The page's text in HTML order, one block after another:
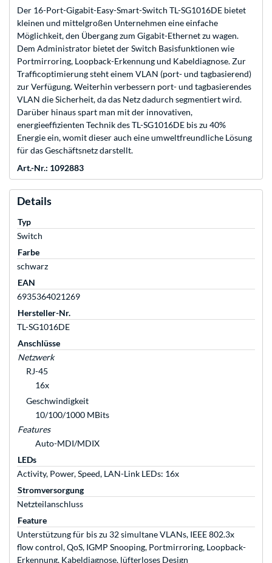
Der 16-Port-Gigabit-Easy-Smart-Switch TL-SG1016DE bietet
kleinen und mittelgroßen Unternehmen eine einfache
Möglichkeit, den Übergang zum Gigabit-Ethernet zu wagen.
Dem Administrator bietet der Switch Basisfunktionen wie
Portmirroring, Loopback-Erkennung und Kabeldiagnose. Zur
Trafficoptimierung steht einem VLAN (port- und tagbasierend)
zur Verfügung. Weiterhin verbessern port- und tagbasierendes
VLAN die Sicherheit, da das Netz dadurch segmentiert wird.
Darüber hinaus spart man mit der innovativen,
energieeffizienten Technik des TL-SG1016DE bis zu 40%
Energie ein, womit dieser auch eine umweltfreundliche Lösung
für das Geschäftsnetz darstellt.
Art.-Nr.: 1092883
Details
Typ
Switch
Farbe
schwarz
EAN
6935364021269
Hersteller-Nr.
TL-SG1016DE
Anschlüsse
Netzwerk
RJ-45
16x
Geschwindigkeit
10/100/1000 MBits
Features
Auto-MDI/MDIX
LEDs
Activity, Power, Speed, LAN-Link LEDs: 16x
Stromversorgung
Netzteilanschluss
Feature
Unterstützung für bis zu 32 simultane VLANs, IEEE 802.3x
flow control, QoS, IGMP Snooping, Portmirroring, Loopback-
Erkennung, Kabeldiagnose, lüfterloses Design